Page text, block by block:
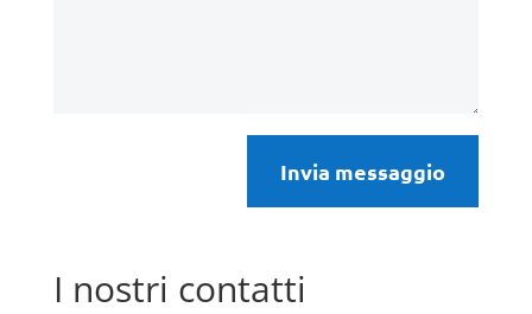
Invia messaggio
I nostri contatti